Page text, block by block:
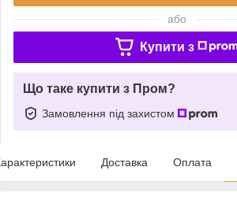
або
Купити з
Що таке купити з Пром?
Замовлення під захистом
Доставка Оплата